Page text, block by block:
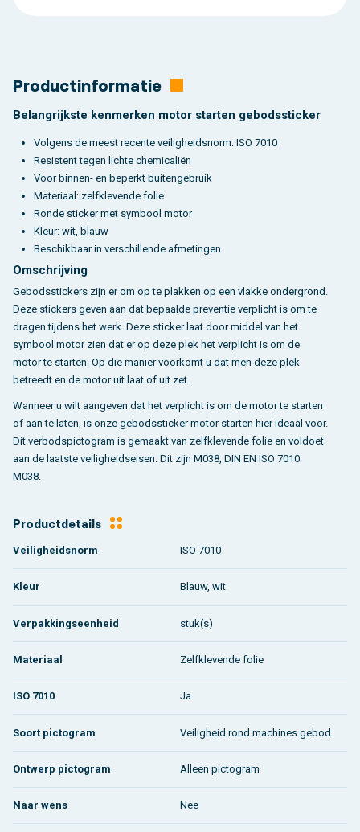
Productinformatie
Belangrijkste kenmerken motor starten gebodssticker
Volgens de meest recente veiligheidsnorm: ISO 7010
Resistent tegen lichte chemicaliën
Voor binnen- en beperkt buitengebruik
Materiaal: zelfklevende folie
Ronde sticker met symbool motor
Kleur: wit, blauw
Beschikbaar in verschillende afmetingen
Omschrijving
Gebodsstickers zijn er om op te plakken op een vlakke ondergrond.
Deze stickers geven aan dat bepaalde preventie verplicht is om te
dragen tijdens het werk. Deze sticker laat door middel van het
symbool motor zien dat er op deze plek het verplicht is om de
motor te starten. Op die manier voorkomt u dat men deze plek
betreedt en de motor uit laat of uit zet.
Wanneer u wilt aangeven dat het verplicht is om de motor te starten
of aan te laten, is onze gebodssticker motor starten hier ideaal voor.
Dit verbodspictogram is gemaakt van zelfklevende folie en voldoet
aan de laatste veiligheidseisen. Dit zijn M038, DIN EN ISO 7010
M038.
Productdetails
Veiligheidsnorm ISO 7010
Kleur Blauw, wit
Verpakkingseenheid stuk(s)
Materiaal Zelfklevende folie
ISO 7010 Ja
Soort pictogram Veiligheid rond machines gebod
Ontwerp pictogram Alleen pictogram
Naar wens Nee